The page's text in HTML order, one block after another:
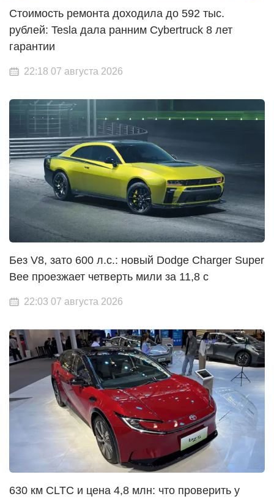
Стоимость ремонта доходила до 592 тыс.
рублей: Tesla дала ранним Cybertruck 8 лет
гарантии
22:18 07 августа 2026
Без V8, зато 600 л.с.: новый Dodge Charger Super
Bee проезжает четверть мили за 11,8 с
22:03 07 августа 2026
630 км CLTC и цена 4,8 млн: что проверить у